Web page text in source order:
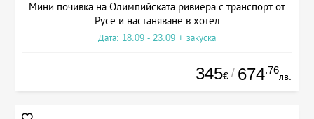
Мини почивка на Олимпийската ривиера с транспорт от
Русе и настаняване в хотел
Дата: 18.09 - 23.09 + закуска
345€ / 674.76
лв.